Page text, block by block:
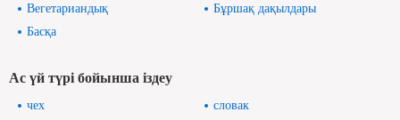
Вегетариандық
Бұршақ дақылдары
Басқа
Ас үй түрі бойынша іздеу
чех
словак